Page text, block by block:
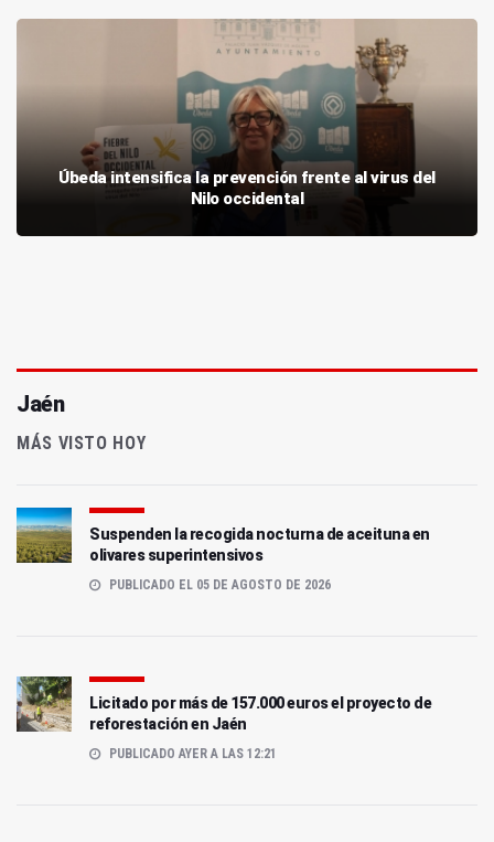
Úbeda intensifica la prevención frente al virus del
Nilo occidental
Jaén
MÁS VISTO HOY
Suspenden la recogida nocturna de aceituna en
olivares superintensivos
PUBLICADO EL 05 DE AGOSTO DE 2026
Licitado por más de 157.000 euros el proyecto de
reforestación en Jaén
PUBLICADO AYER A LAS 12:21